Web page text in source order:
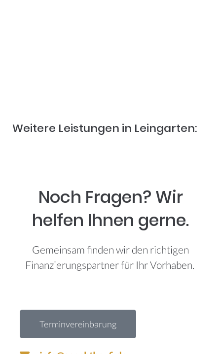
Weitere Leistungen in Leingarten:
Noch Fragen? Wir
helfen Ihnen gerne.
Gemeinsam finden wir den richtigen
Finanzierungspartner für Ihr Vorhaben.
Terminvereinbarung